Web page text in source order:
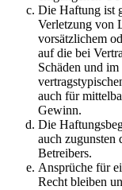
Die Haftung ist
Verletzung von
vorsätzlichem
auf die bei
Schäden und
auch für
Gewinn.
Die
auch zugunsten
Betreibers.
Ansprüche für
Recht bleiben